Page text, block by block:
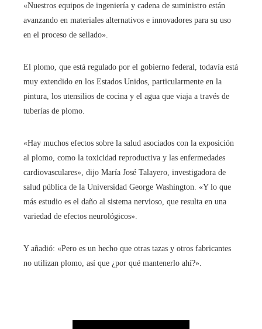
«Nuestros equipos de ingeniería y cadena de suministro están
avanzando en materiales alternativos e innovadores para su uso
en el proceso de sellado».
El plomo, que está regulado por el gobierno federal, todavía está
muy extendido en los Estados Unidos, particularmente en la
pintura, los utensilios de cocina y el agua que viaja a través de
tuberías de plomo.
«Hay muchos efectos sobre la salud asociados con la exposición
al plomo, como la toxicidad reproductiva y las enfermedades
cardiovasculares», dijo María José Talayero, investigadora de
salud pública de la Universidad George Washington. «Y lo que
más estudio es el daño al sistema nervioso, que resulta en una
variedad de efectos neurológicos».
Y añadió: «Pero es un hecho que otras tazas y otros fabricantes
no utilizan plomo, así que ¿por qué mantenerlo ahí?».